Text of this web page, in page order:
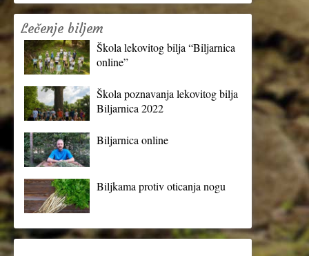
Lečenje biljem
Škola lekovitog bilja “Biljarnica
online”
Škola poznavanja lekovitog bilja
Biljarnica 2022
Biljarnica online
Biljkama protiv oticanja nogu